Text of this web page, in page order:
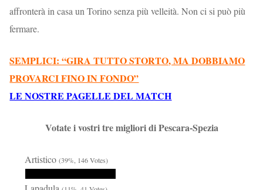
affronterà in casa un Torino senza più velleità. Non ci si può più
fermare.
SEMPLICI: “GIRA TUTTO STORTO, MA DOBBIAMO
PROVARCI FINO IN FONDO”
LE NOSTRE PAGELLE DEL MATCH
Votate i vostri tre migliori di Pescara-Spezia
Artistico(39%, 146 Votes)